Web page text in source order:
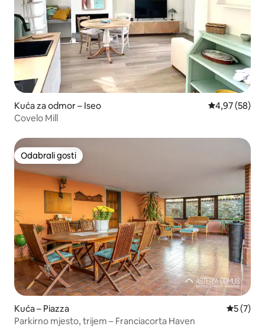
Kuća za odmor – Iseo Prosječna
4,97 (58)
Covelo Mill
Odabrali gosti
Odabrali gosti
Kuća – Piazza
5 (7)
Parkirno mjesto, trijem – Franciacorta Haven